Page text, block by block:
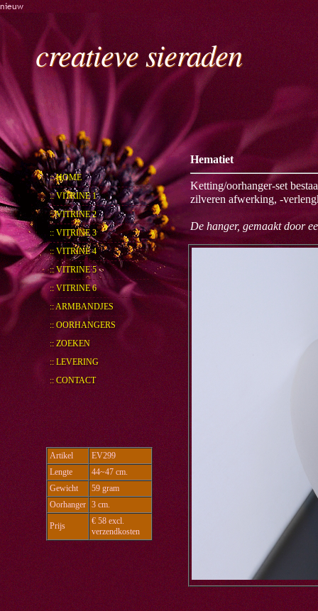
nieuw
creatieve sieraden
Hematiet
Ketting/oorhanger-set
zilveren afwerking, -
De hanger, gemaakt door
:: HOME
:: VITRINE 1
:: VITRINE 2
:: VITRINE 3
:: VITRINE 4
:: VITRINE 5
:: VITRINE 6
:: ARMBANDJES
:: OORHANGERS
:: ZOEKEN
:: LEVERING
:: CONTACT
Artikel
EV299
Lengte
44~47 cm.
Gewicht
59 gram
Oorhanger 3 cm.
Prijs
€ 58 excl.
verzendkosten